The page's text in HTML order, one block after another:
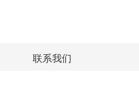
联系我们